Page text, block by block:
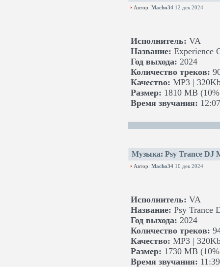
Автор: Macho34 12 дек 2024
Исполнитель: VA
Название: Experience
Год выхода: 2024
Количество треков:
Качество: MP3 |
Размер: 1810 MB
Время звучания:
Музыка: Psy Trance DJ
Автор: Macho34 10 дек 2024
Исполнитель: VA
Название: Psy Trance
Год выхода: 2024
Количество треков:
Качество: MP3 |
Размер: 1730 MB
Время звучания: